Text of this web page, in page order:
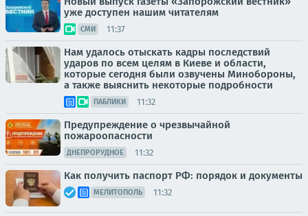
уже доступен нашим читателям
СМИ 11:37
Нам удалось отыскать кадры последствий
ударов по всем целям в Киеве и области,
которые сегодня были озвучены Минобороны,
а также выяснить некоторые подробности
ПАБЛИКИ 11:32
Предупреждение о чрезвычайной
пожароопасности
ДНЕПРОРУДНОЕ 11:32
Как получить паспорт РФ: порядок и документы
МЕЛИТОПОЛЬ 11:32